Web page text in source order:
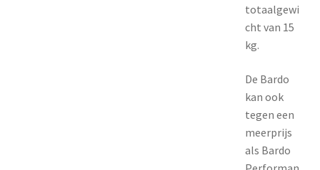
totaalgewi
cht van 15
kg.
De Bardo
kan ook
tegen een
meerprijs
als Bardo